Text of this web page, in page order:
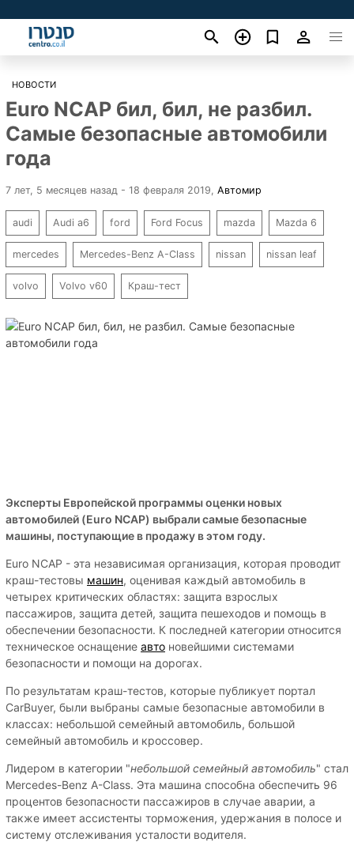
НОВОСТИ
Euro NCAP бил, бил, не разбил.
Самые безопасные автомобили
года
7 лет, 5 месяцев назад - 18 февраля 2019 Автомир
audi Audi a6 ford Ford Focus mazda Mazda 6
mercedes Mercedes-Benz A-Class nissan nissan leaf
volvo Volvo v60 Краш-тест
Эксперты Европейской программы оценки новых
автомобилей (Euro NCAP) выбрали самые безопасные
машины, поступающие в продажу в этом году.
Euro NCAP - эта независимая организация, которая проводит
краш-тестовы машин, оценивая каждый автомобиль в
четырех критических областях: защита взрослых
пассажиров, защита детей, защита пешеходов и помощь в
обеспечении безопасности. К последней категории относится
техническое оснащение авто новейшими системами
безопасности и помощи на дорогах.
По результатам краш-тестов, которые публикует портал
CarBuyer, были выбраны самые безопасные автомобили в
классах: небольшой семейный автомобиль, большой
семейный автомобиль и кроссовер.
Лидером в категории "небольшой семейный автомобиль" стал
Mercedes-Benz A-Class. Эта машина способна обеспечить 96
процентов безопасности пассажиров в случае аварии, а
также имеет ассистенты торможения, удержания в полосе и
систему отслеживания усталости водителя.